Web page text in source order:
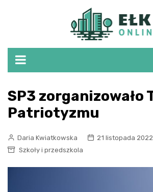
SP3 zorganizowało
Patriotyzmu
Daria Kwiatkowska
21 listopada 2022
Szkoły i przedszkola